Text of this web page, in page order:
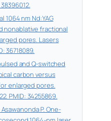
1064 nm Nd:YAG
nonablative fractional
pores. Lasers
36718089.
and Q-switched
carbon versus
enlarged pores.
PMID: 34255869.
P. One-